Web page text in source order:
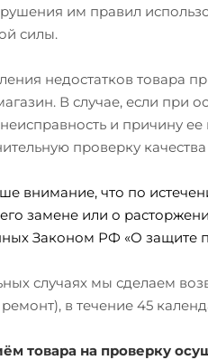
им правил
силы.
недостатков товара
В случае, если
и причину
проверку
внимание, что по
замене или о
Законом РФ «О защите
случаях мы сделаем
в течение 45
товара на проверку